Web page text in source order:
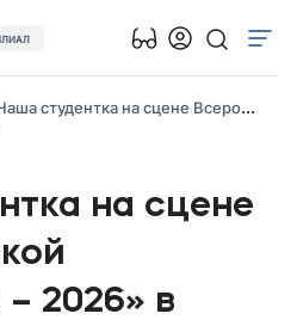
студентка на сцене Всероссийской «Студвесны – 2026» в Хабаровске!
на сцене
2026» в